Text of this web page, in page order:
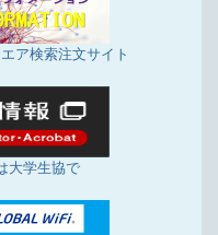
ア検索注文サイト
大学生協で